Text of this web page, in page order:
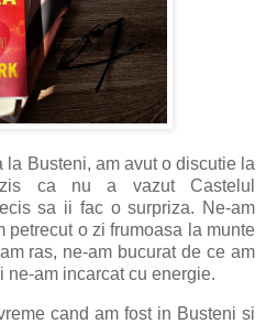
la Busteni, am avut o discutie la
ca nu a vazut Castelul
sa ii fac o surpriza. Ne-am
petrecut o zi frumoasa la munte
ras, ne-am bucurat de ce am
ne-am incarcat cu energie.
cand am fost in Busteni si